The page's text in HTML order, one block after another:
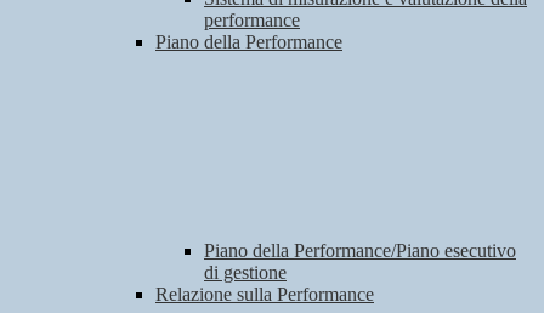
performance
Piano della Performance
Piano della Performance/Piano esecutivo
di gestione
Relazione sulla Performance